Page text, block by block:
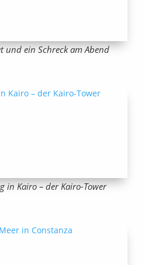
und ein Schreck am Abend
in Kairo – der Kairo-Tower